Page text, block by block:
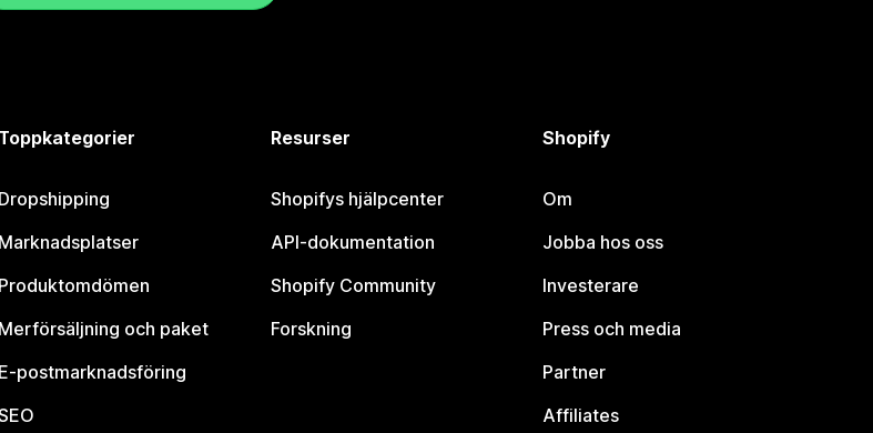
Toppkategorier
Dropshipping
Marknadsplatser
Produktomdömen
Merförsäljning och paket
E-postmarknadsföring
Resurser
Shopifys hjälpcenter
API-dokumentation
Shopify Community
Forskning
Shopify
Om
Jobba hos oss
Investerare
Press och media
Partner
Affiliates